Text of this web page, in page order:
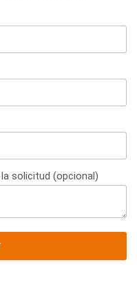
solicitud (opcional)